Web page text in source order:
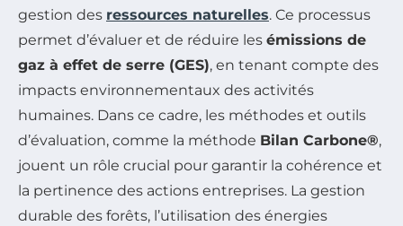
gestion des ressources naturelles. Ce processus
permet d’évaluer et de réduire les émissions de
gaz à effet de serre (GES), en tenant compte des
impacts environnementaux des activités
humaines. Dans ce cadre, les méthodes et outils
d’évaluation, comme la méthode Bilan Carbone®,
jouent un rôle crucial pour garantir la cohérence et
la pertinence des actions entreprises. La gestion
durable des forêts, l’utilisation des énergies